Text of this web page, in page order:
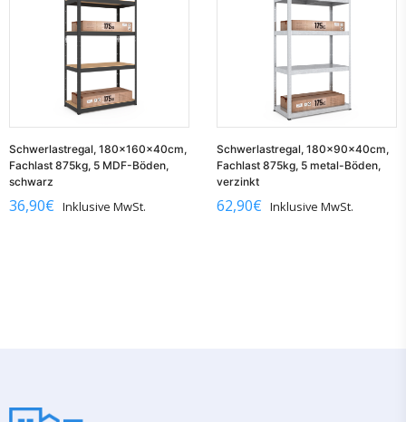
Schwerlastregal, 180x160x40cm,
Fachlast 875kg, 5 MDF-Böden,
schwarz
36,90€ Inklusive MwSt.
Schwerlastregal, 180x90x40cm,
Fachlast 875kg, 5 metal-Böden,
verzinkt
62,90€ Inklusive MwSt.